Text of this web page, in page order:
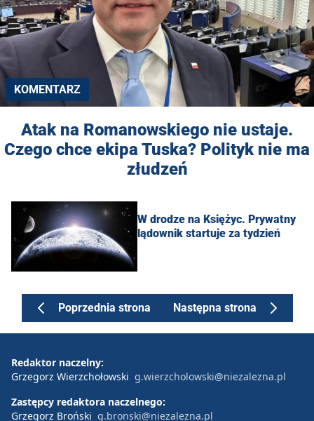
KOMENTARZ
Atak na Romanowskiego nie ustaje.
Czego chce ekipa Tuska? Polityk nie ma
złudzeń
W drodze na Księżyc. Prywatny
lądownik startuje za tydzień
Poprzednia strona Następna strona
Redaktor naczelny:
Grzegorz Wierzchołowski g.wierzcholowski@niezalezna.pl
Zastępcy redaktora naczelnego:
Grzegorz Broński g.bronski@niezalezna.pl